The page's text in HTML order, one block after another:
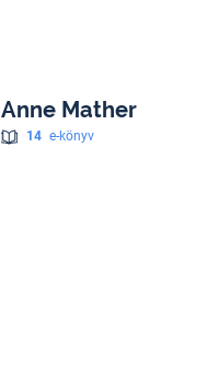
Anne Mather
14 e-könyv